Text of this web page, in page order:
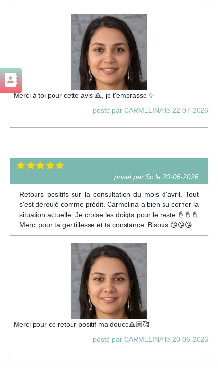
Merci à toi pour cette avis 🙏, je t'embrasse ✨
posté par CARMELINA le 22-07-2026
posté par Sc le 20-06-2026
Retours positifs sur la consultation du mois d'avril. Tout
s'est déroulé comme prédit. Carmelina a bien su cerner la
situation actuelle. Je croise les doigts pour le reste 🤞🤞🤞
Merci pour ta gentillesse et ta constance. Bisous 😘😘😘
Merci pour ce retour positif ma douce🙏🏼🥰
posté par CARMELINA le 20-06-2026